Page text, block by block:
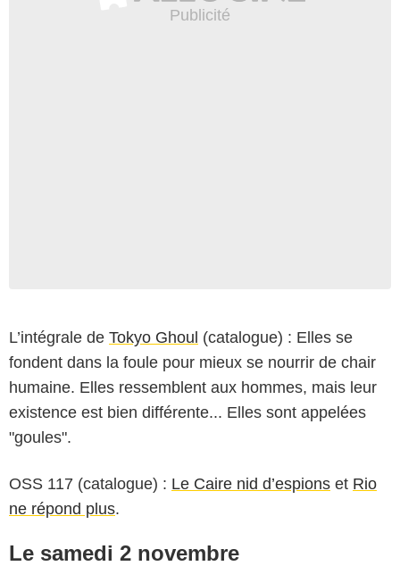
L’intégrale de Tokyo Ghoul (catalogue) : Elles se
fondent dans la foule pour mieux se nourrir de chair
humaine. Elles ressemblent aux hommes, mais leur
existence est bien différente... Elles sont appelées
"goules".
OSS 117 (catalogue) : Le Caire nid d’espions et Rio
ne répond plus.
Le samedi 2 novembre